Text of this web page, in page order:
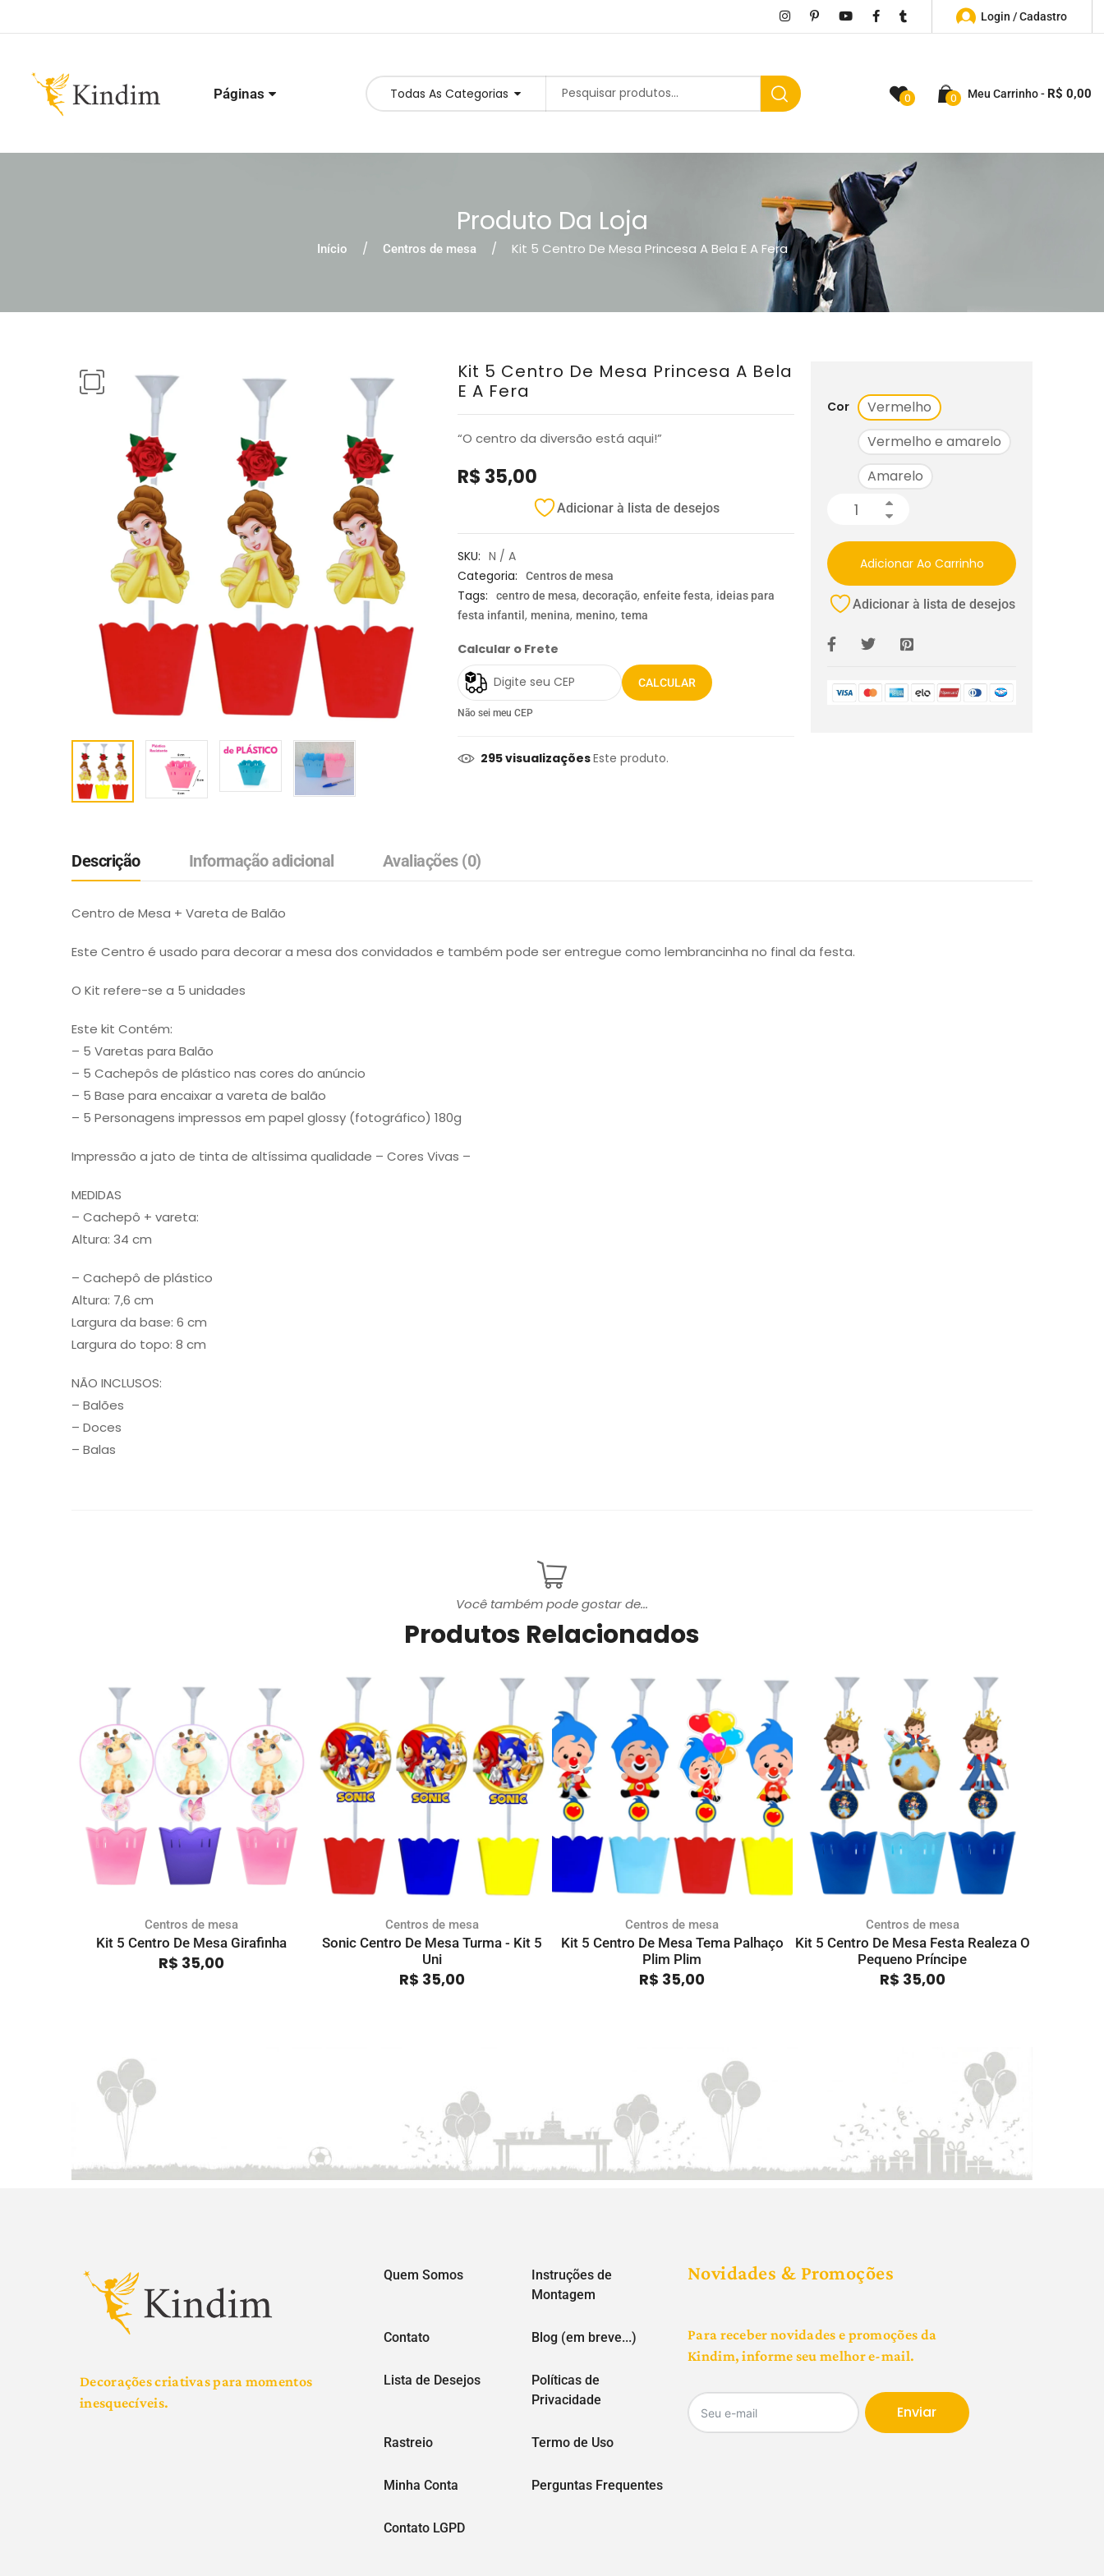
Login / Cadastro
Páginas Todas As Categorias 0 0 Meu Carrinho R$ 0,00
Produto Da Loja
Início Centros de mesa Kit 5 Centro De Mesa Princesa A Bela E A Fera
Kit 5 Centro De Mesa Princesa A Bela
E A Fera
“O centro da diversão está aqui!”
R$ 35,00
Adicionar à lista de desejos
SKU: N / A
Categoria:
Centros de mesa
Tags: centro de mesa,decoração,enfeite festa, ideias para
festa infantil ,menina,menino,tema
Calcular o Frete
CALCULAR
Não sei meu CEP
295 visualizaçõesEste produto.
Cor
Vermelho
Vermelho e amarelo
Amarelo
Adicionar Ao Carrinho
Adicionar à lista de desejos
Descrição Informação adicional Avaliações (0)
Centro de Mesa + Vareta de Balão
Este Centro é usado para decorar a mesa dos convidados e também pode ser entregue como lembrancinha no final da festa.
O Kit refere-se a 5 unidades
Este kit Contém:
– 5 Varetas para Balão
– 5 Cachepôs de plástico nas cores do anúncio
– 5 Base para encaixar a vareta de balão
– 5 Personagens impressos em papel glossy (fotográfico) 180g
Impressão a jato de tinta de altíssima qualidade – Cores Vivas –
MEDIDAS
– Cachepô + vareta:
Altura: 34 cm
– Cachepô de plástico
Altura: 7,6 cm
Largura da base: 6 cm
Largura do topo: 8 cm
NÃO INCLUSOS:
– Balões
– Doces
– Balas
Você também pode gostar de...
Produtos Relacionados
Centros de mesa
Kit 5 Centro De Mesa Girafinha
R$ 35,00
Centros de mesa
Sonic Centro De Mesa Turma - Kit 5
Uni
R$ 35,00
Centros de mesa
Kit 5 Centro De Mesa Tema Palhaço
Plim Plim
R$ 35,00
Centros de mesa
Kit 5 Centro De Mesa Festa Realeza O
Pequeno Príncipe
R$ 35,00
Decorações criativas para momentos
inesquecíveis.
Quem Somos
Instruções de
Montagem
Contato Blog (em breve...)
Lista de Desejos
Políticas de
Privacidade
Rastreio Termo de Uso
Minha Conta Perguntas Frequentes
Contato LGPD
Novidades & Promoções
Para receber novidades e promoções da
Kindim, informe seu melhor e-mail.
Enviar